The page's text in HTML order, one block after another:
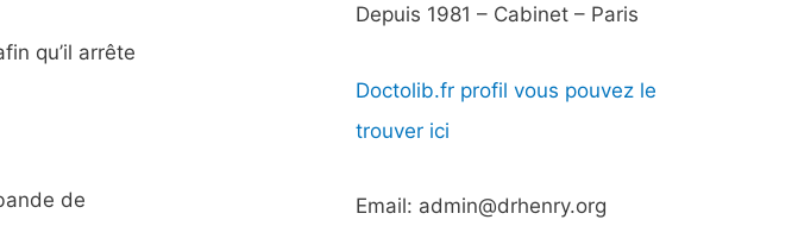
qu’il arrête
de
Depuis 1981 – Cabinet – Paris
Doctolib.fr profil vous pouvez le
trouver ici
Email: admin@drhenry.org